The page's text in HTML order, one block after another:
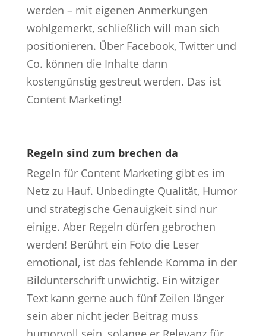
werden – mit eigenen Anmerkungen
wohlgemerkt, schließlich will man sich
positionieren. Über Facebook, Twitter und
Co. können die Inhalte dann
kostengünstig gestreut werden. Das ist
Content Marketing!
Regeln sind zum brechen da
Regeln für Content Marketing gibt es im
Netz zu Hauf. Unbedingte Qualität, Humor
und strategische Genauigkeit sind nur
einige. Aber Regeln dürfen gebrochen
werden! Berührt ein Foto die Leser
emotional, ist das fehlende Komma in der
Bildunterschrift unwichtig. Ein witziger
Text kann gerne auch fünf Zeilen länger
sein aber nicht jeder Beitrag muss